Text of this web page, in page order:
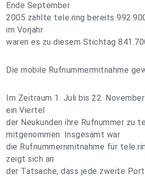
Ende September
2005 zählte tele.ring bereits
im Vorjahr
waren es zu diesem Stichtag
Die mobile Rufnummermitnahme
Im Zeitraum 1. Juli bis 22.
ein Viertel
der Neukunden ihre Rufnummer zu
mitgenommen. Insgesamt war
die Rufnummernmitnahme für
zeigt sich an
der Tatsache, dass jede zweite